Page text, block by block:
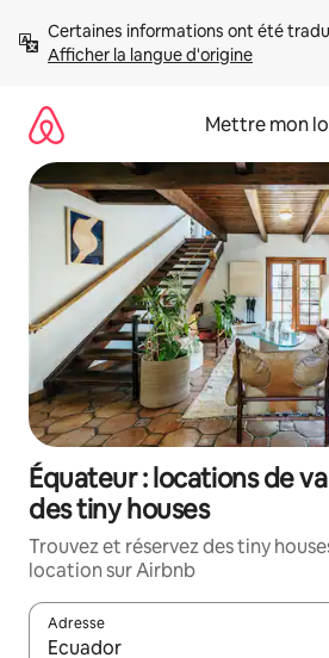
directement
Afficher la langue d'origine
Mettre mon
Équateur : locations de
des tiny houses
Trouvez et réservez des tiny
location sur Airbnb
Adresse
Lorsque les résultats s'affichent,